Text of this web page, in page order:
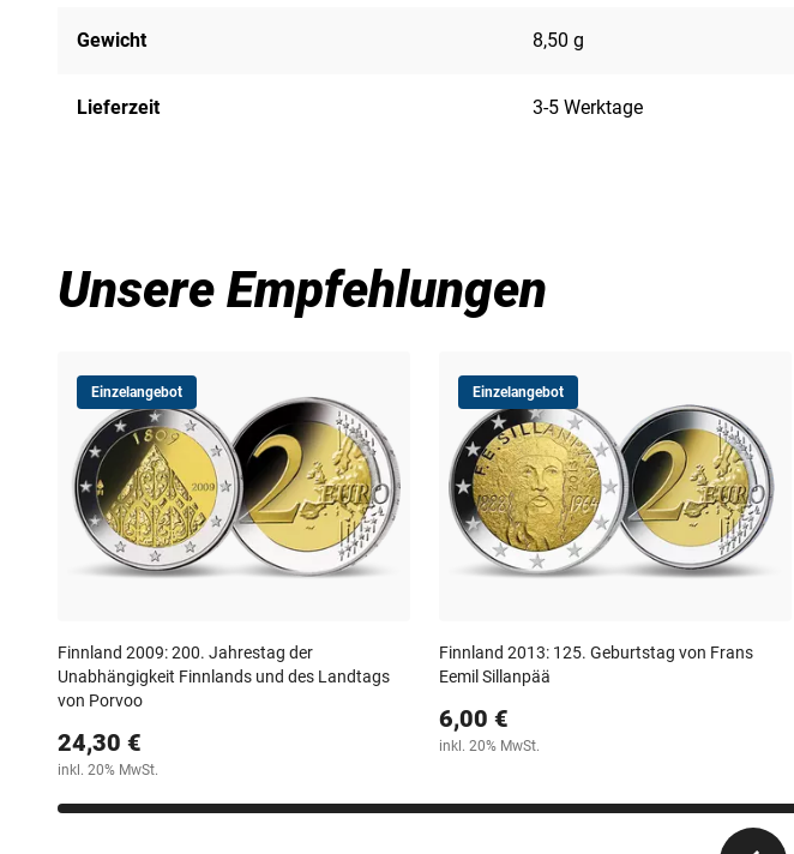
Gewicht 8,50 g
Lieferzeit 3-5 Werktage
Unsere Empfehlungen
Einzelangebot
Finnland 2009: 200. Jahrestag der
Unabhängigkeit Finnlands und des Landtags
von Porvoo
24,30 €
inkl. 20% MwSt.
Einzelangebot
Finnland 2013: 125. Geburtstag von Frans
Eemil Sillanpää
6,00 €
inkl. 20% MwSt.